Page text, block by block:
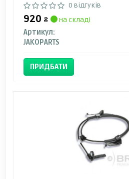
0 відгуків
920 ₴
на складі
Артикул:
JAKOPARTS
ПРИДБАТИ